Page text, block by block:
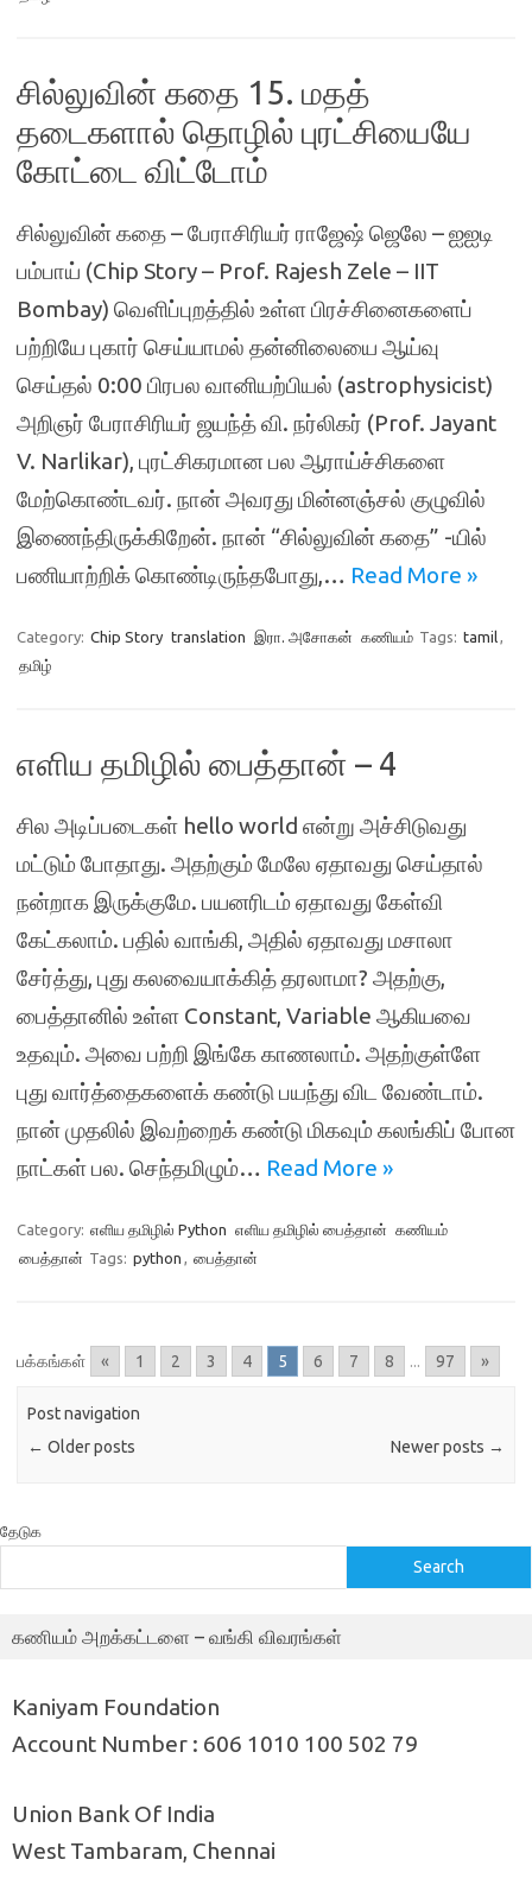
சில்லுவின் கதை 15. மதத்
தடைகளால் தொழில் புரட்சியையே
கோட்டை விட்டோம்
சில்லுவின் கதை – பேராசிரியர் ராஜேஷ் ஜெலே – ஐஐடி
பம்பாய் (Chip Story – Prof. Rajesh Zele – IIT
Bombay) வெளிப்புறத்தில் உள்ள பிரச்சினைகளைப்
பற்றியே புகார் செய்யாமல் தன்னிலையை ஆய்வு
செய்தல் 0:00 பிரபல வானியற்பியல் (astrophysicist)
அறிஞர் பேராசிரியர் ஜயந்த் வி. நர்லிகர் (Prof. Jayant
V. Narlikar), புரட்சிகரமான பல ஆராய்ச்சிகளை
மேற்கொண்டவர். நான் அவரது மின்னஞ்சல் குழுவில்
இணைந்திருக்கிறேன். நான் “சில்லுவின் கதை” -யில்
பணியாற்றிக் கொண்டிருந்தபோது,… Read More »
Category: Chip Story translation இரா. அசோகன் கணியம் Tags: tamil,
தமிழ்
எளிய தமிழில் பைத்தான் – 4
சில அடிப்படைகள் hello world என்று அச்சிடுவது
மட்டும் போதாது. அதற்கும் மேலே ஏதாவது செய்தால்
நன்றாக இருக்குமே. பயனரிடம் ஏதாவது கேள்வி
கேட்கலாம். பதில் வாங்கி, அதில் ஏதாவது மசாலா
சேர்த்து, புது கலவையாக்கித் தரலாமா? அதற்கு,
பைத்தானில் உள்ள Constant, Variable ஆகியவை
உதவும். அவை பற்றி இங்கே காணலாம். அதற்குள்ளே
புது வார்த்தைகளைக் கண்டு பயந்து விட வேண்டாம்.
நான் முதலில் இவற்றைக் கண்டு மிகவும் கலங்கிப் போன
நாட்கள் பல. செந்தமிழும்… Read More »
Category: எளிய தமிழில் Python எளிய தமிழில் பைத்தான் கணியம்
பைத்தான் Tags: python , பைத்தான்
பக்கங்கள் « 1 2 3 4 5 6 7 8 ... 97 »
Post navigation
← Older posts Newer posts →
தேடுக
Search
கணியம் அறக்கட்டளை – வங்கி விவரங்கள்
Kaniyam Foundation
Account Number : 606 1010 100 502 79
Union Bank Of India
West Tambaram, Chennai